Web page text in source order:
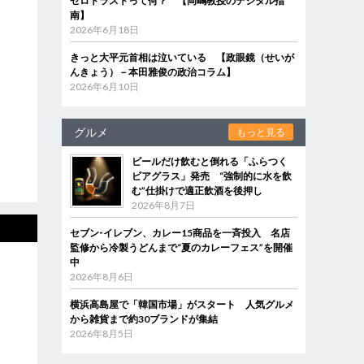
南】
2026年6月18日
きっと大平元首相は泣いている 【政眼鏡（せいが
んきょう）－本田雅俊の政治コラム】
2026年6月10日
グルメ もっと見る
ビールだけ飲むと倒れる「ふらつく
ビアグラス」発売 “強制的に水を飲
む”仕掛けで適正飲酒を後押し
2026年8月7日
セブン‐イレブン、カレー15商品を一斉投入 名店
監修から冷製うどんまで“夏のカレーフェス”を開催
中
2026年8月6日
横浜高島屋で「韓国市場」がスタート 人気グルメ
から雑貨まで約30ブランドが集結
2026年8月5日